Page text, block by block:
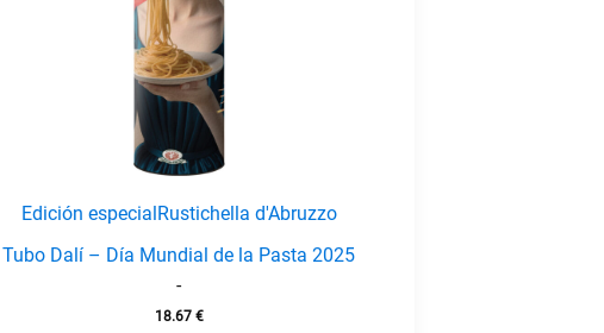
Edición especialRustichella d'Abruzzo
Tubo Dalí – Día Mundial de la Pasta 2025
-
18.67 €